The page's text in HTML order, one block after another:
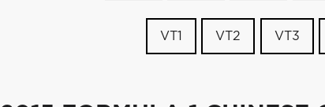
VT1 VT2 VT3